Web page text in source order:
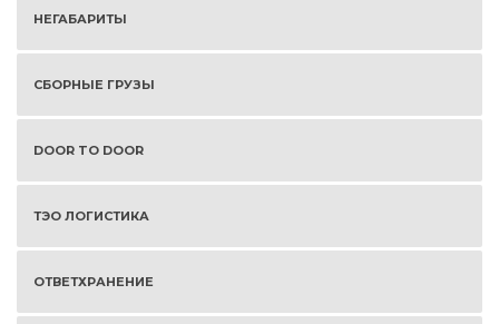
НЕГАБАРИТЫ
СБОРНЫЕ ГРУЗЫ
DOOR TO DOOR
ТЭО ЛОГИСТИКА
ОТВЕТХРАНЕНИЕ